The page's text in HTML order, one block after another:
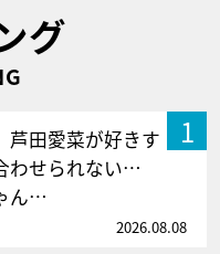
グ
1
芦田愛菜が好きす
わせられない…
ん…
2026.08.08